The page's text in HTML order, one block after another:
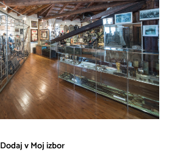
Dodaj v Moj izbor